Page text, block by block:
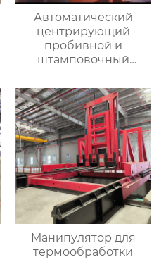
Автоматический
центрирующий
пробивной и
штамповочный
пресс
Манипулятор для
термообработки